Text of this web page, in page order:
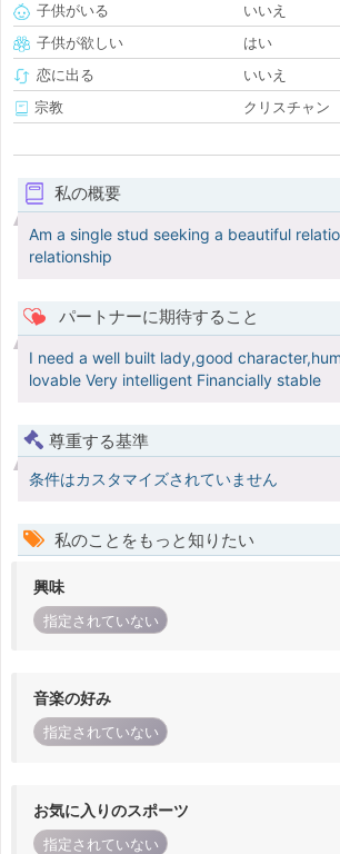
子供がいる
いいえ
子供が欲しい
はい
恋に出る
いいえ
宗教
クリスチャン
私の概要
Am a single stud seeking a beautiful
relationship
パートナーに期待すること
I need a well built lady,good
lovable Very intelligent Financially stable
尊重する基準
条件はカスタマイズされていません
私のことをもっと知りたい
興味
指定されていない
音楽の好み
指定されていない
お気に入りのスポーツ
指定されていない